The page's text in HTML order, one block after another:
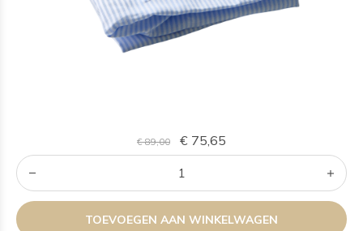
€ 89,00 € 75,65
TOEVOEGEN AAN WINKELWAGEN